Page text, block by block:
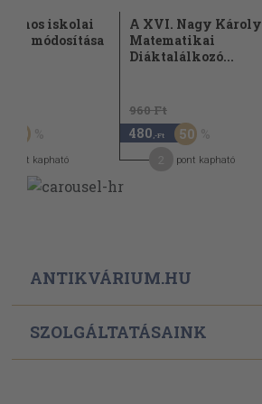
iskolai
módosítása
50
pont kapható
A XVI. Nagy Károly
Matematikai
Diáktalálkozó...
960 Ft
480 ,-Ft 50
pont kapható
ANTIKVÁRIUM.HU
SZOLGÁLTATÁSAINK